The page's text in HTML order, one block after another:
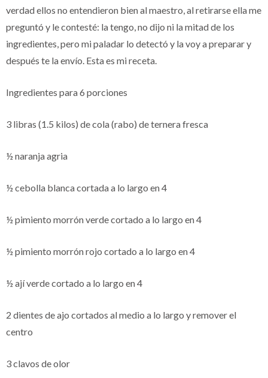
verdad ellos no entendieron bien al maestro, al retirarse ella me
preguntó y le contesté: la tengo, no dijo ni la mitad de los
ingredientes, pero mi paladar lo detectó y la voy a preparar y
después te la envío. Esta es mi receta.
Ingredientes para 6 porciones
3 libras (1.5 kilos) de cola (rabo) de ternera fresca
½ naranja agria
½ cebolla blanca cortada a lo largo en 4
½ pimiento morrón verde cortado a lo largo en 4
½ pimiento morrón rojo cortado a lo largo en 4
½ ají verde cortado a lo largo en 4
2 dientes de ajo cortados al medio a lo largo y remover el
centro
3 clavos de olor